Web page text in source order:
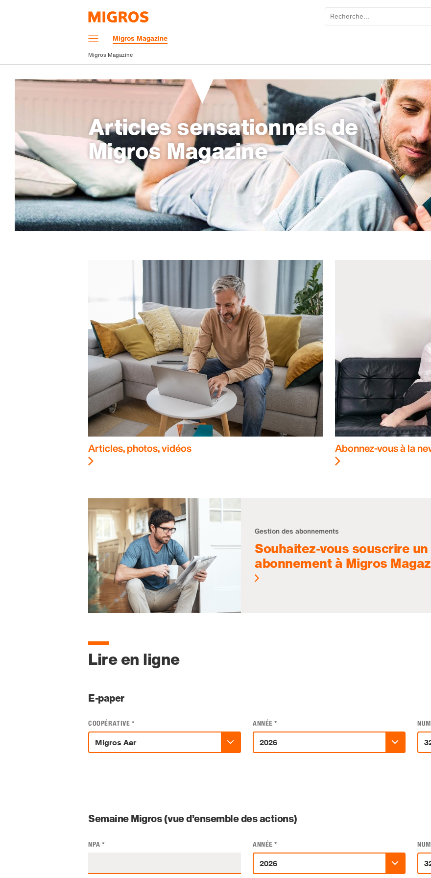
MenuMigros Magazine
Migros Magazine
Articles sensationnels de
Migros Magazine
Articles, photos, vidéos Abonnez-vous à la
Gestion des abonnements
Souhaitez-vous souscrire
abonnement à Migros
Lire en ligne
E-paper
COOPÉRATIVE * ANNÉE *
Semaine Migros (vue d’ensemble des actions)
NPA * ANNÉE *